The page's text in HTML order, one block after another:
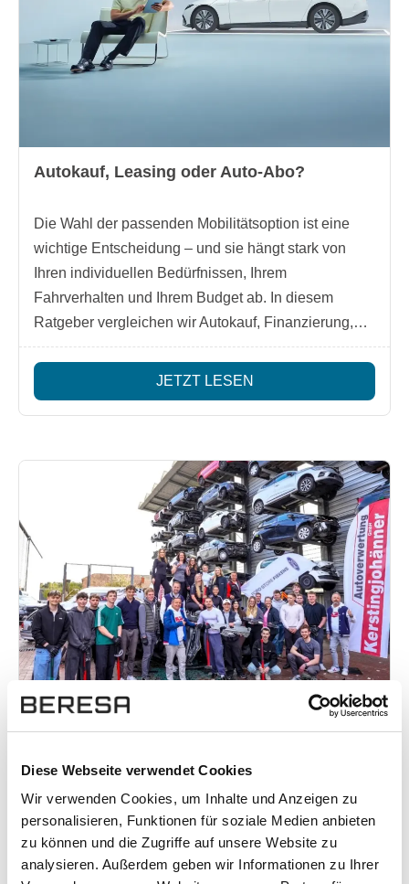
Diese Webseite verwendet Cookies
Wir verwenden Cookies, um Inhalte und Anzeigen zu
personalisieren, Funktionen für soziale Medien anbieten
zu können und die Zugriffe auf unsere Website zu
analysieren. Außerdem geben wir Informationen zu Ihrer
Autokauf, Leasing oder Auto-Abo?
Die Wahl der passenden Mobilitätsoption ist eine
wichtige Entscheidung – und sie hängt stark von
Ihren individuellen Bedürfnissen, Ihrem
Fahrverhalten und Ihrem Budget ab. In diesem
Ratgeber vergleichen wir Autokauf, Finanzierung,
Leasing und Auto-Abo transparent und
nachvollziehbar.
JETZT LESEN
Ein besonderer Tag für unsere Nachwuchstalente:
Unsere 24 Top-Azubis erlebten im Rahmen unseres
High-Potential Event einen exklusiven Tag – voller
spannender Eindrücke, Teamgeist und